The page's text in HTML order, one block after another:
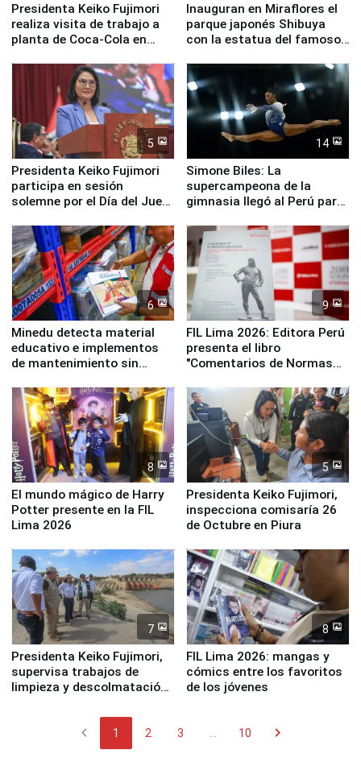
Presidenta Keiko Fujimori
realiza visita de trabajo a
planta de Coca-Cola en
Inauguran en Miraflores el
parque japonés Shibuya
con la estatua del famoso
5
Presidenta Keiko Fujimori
participa en sesión
solemne por el Día del Juez
14
Simone Biles: La
supercampeona de la
gimnasia llegó al Perú para
Panamericanos Lima 2027
6
Minedu detecta material
educativo e implementos
de mantenimiento sin
la UGEL 2
9
FIL Lima 2026: Editora Perú
presenta el libro
"Comentarios de Normas
Derecho Colectivo"
8
El mundo mágico de Harry
Potter presente en la FIL
Lima 2026
5
Presidenta Keiko Fujimori,
inspecciona comisaría 26
de Octubre en Piura
7
Presidenta Keiko Fujimori,
supervisa trabajos de
limpieza y descolmatación
8
FIL Lima 2026: mangas y
cómics entre los favoritos
de los jóvenes
chevron_left 1 2 3 10 chevron_right